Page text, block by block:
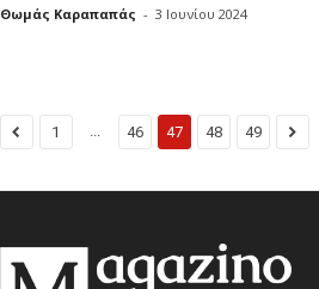
Θωμάς Καραπαπάς - 3 Ιουνίου 2024
1 46 47 48 49